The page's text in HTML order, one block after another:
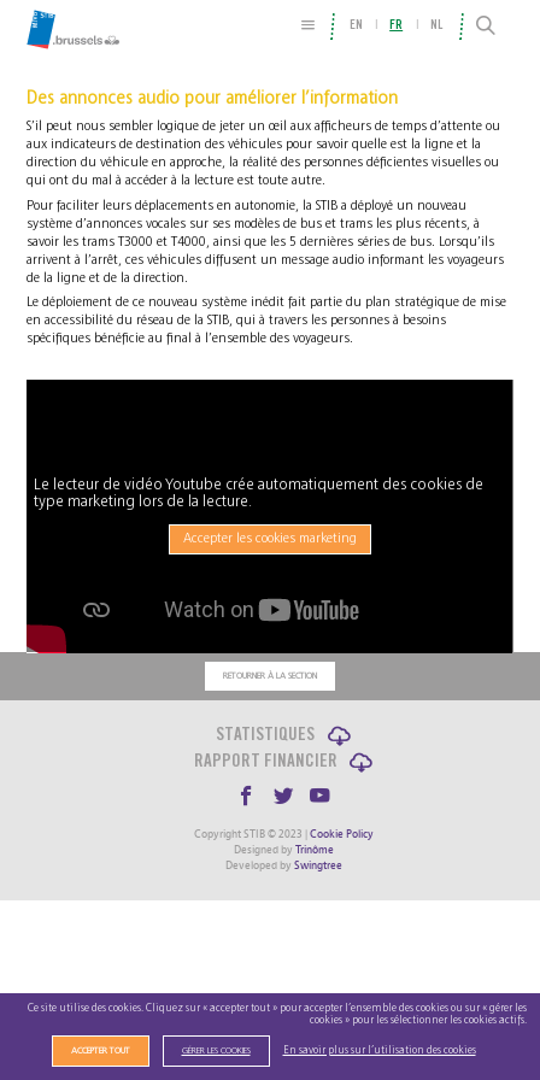
EN FR NL
Des annonces audio pour améliorer l’information
S’il peut nous sembler logique de jeter un œil aux afficheurs de temps d’attente ou
aux indicateurs de destination des véhicules pour savoir quelle est la ligne et la
direction du véhicule en approche, la réalité des personnes déficientes visuelles ou
qui ont du mal à accéder à la lecture est toute autre.
Pour faciliter leurs déplacements en autonomie, la STIB a déployé un nouveau
système d’annonces vocales sur ses modèles de bus et trams les plus récents, à
savoir les trams T3000 et T4000, ainsi que les 5 dernières séries de bus. Lorsqu’ils
arrivent à l’arrêt, ces véhicules diffusent un message audio informant les voyageurs
de la ligne et de la direction.
Le déploiement de ce nouveau système inédit fait partie du plan stratégique de mise
en accessibilité du réseau de la STIB, qui à travers les personnes à besoins
spécifiques bénéficie au final à l’ensemble des voyageurs.
Le lecteur de vidéo Youtube crée automatiquement des cookies de
type marketing lors de la lecture.
Accepter les cookies marketing
RETOURNER À LA SECTION
STATISTIQUES
RAPPORT FINANCIER
Copyright STIB © 2023 | Cookie Policy
Designed by Trinôme
Developed by Swingtree
Ce site utilise des cookies. Cliquez sur « accepter tout » pour accepter l’ensemble des cookies ou sur « gérer les
cookies » pour les sélectionner les cookies actifs.
ACCEPTER TOUT GÉRER LES COOKIES En savoir plus sur l’utilisation des cookies